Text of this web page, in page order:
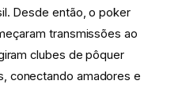
Desde então, o poker
transmissões ao
clubes de pôquer
conectando amadores e